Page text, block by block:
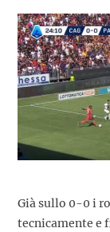
Già sullo 0-0 i
tecnicamente e